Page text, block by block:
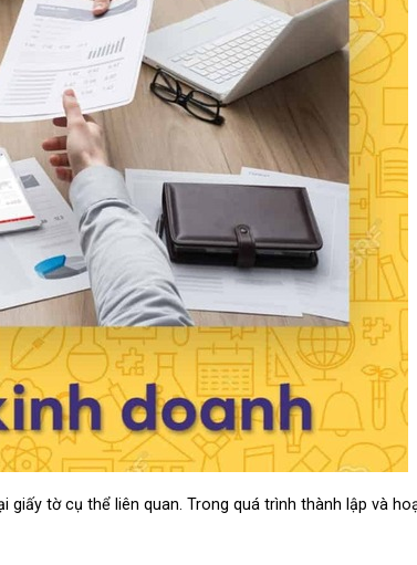
giấy tờ cụ thể liên quan. Trong quá trình thành lập và